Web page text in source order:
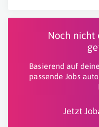
Noch nicht
Basierend auf
passende Jobs
Jetzt